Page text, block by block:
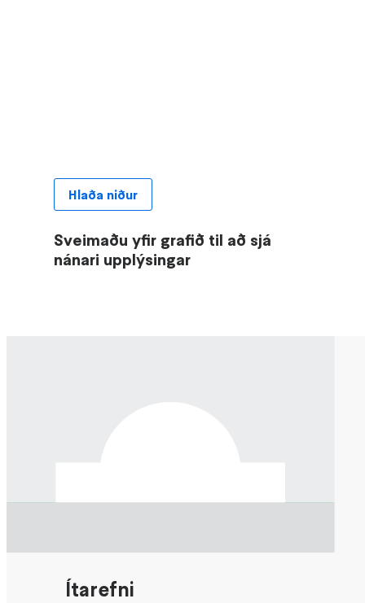
Sveimaðu yfir grafið til að sjá
nánari upplýsingar
Hlaða niður
Ítarefni